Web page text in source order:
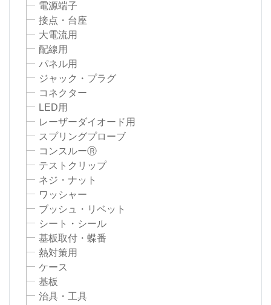
電源端子
接点・台座
大電流用
配線用
パネル用
ジャック・プラグ
コネクター
LED用
レーザーダイオード用
スプリングプローブ
コンスルーⓇ
テストクリップ
ネジ・ナット
ワッシャー
ブッシュ・リベット
シート・シール
基板取付・蝶番
熱対策用
ケース
基板
治具・工具